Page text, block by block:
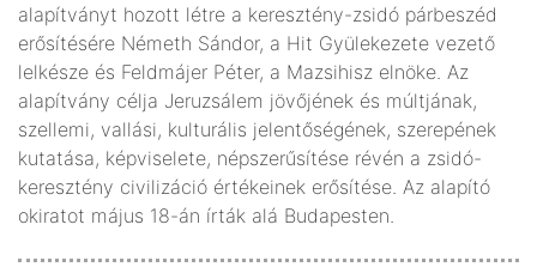
alapítványt hozott létre a keresztény-zsidó párbeszéd
erősítésére Németh Sándor, a Hit Gyülekezete vezető
lelkésze és Feldmájer Péter, a Mazsihisz elnöke. Az
alapítvány célja Jeruzsálem jövőjének és múltjának,
szellemi, vallási, kulturális jelentőségének, szerepének
kutatása, képviselete, népszerűsítése révén a zsidó-
keresztény civilizáció értékeinek erősítése. Az alapító
okiratot május 18-án írták alá Budapesten.